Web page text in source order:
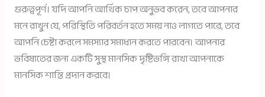
গুরুত্বপূর্ণ। যদি আপনি আর্থিক চাপ অনুভব করেন, তবে আপনার
মনে রাখুন যে, পরিস্থিতি পরিবর্তন হতে সময় নাও লাগতে পারে, তবে
আপনি চেষ্টা করলে সমস্যার সমাধান করতে পারবেন। আপনার
ভবিষ্যতের জন্য একটি সুস্থ মানসিক দৃষ্টিভঙ্গি রাখা আপনাকে
মানসিক শান্তি প্রদান করবে।